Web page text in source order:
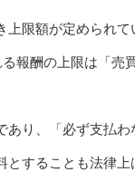
限額が定められて
報酬の上限は「売
り、「必ず支払わ
することも法律上